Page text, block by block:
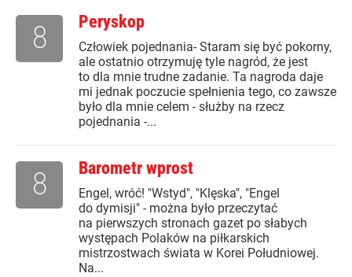
Peryskop
Człowiek pojednania- Staram się być pokorny,
ale ostatnio otrzymuję tyle nagród, że jest
to dla mnie trudne zadanie. Ta nagroda daje
mi jednak poczucie spełnienia tego, co zawsze
było dla mnie celem - służby na rzecz
pojednania -...
8
Barometr wprost
Engel, wróć! "Wstyd", "Klęska", "Engel
do dymisji" - można było przeczytać
na pierwszych stronach gazet po słabych
występach Polaków na piłkarskich
mistrzostwach świata w Korei Południowej.
Na...
8